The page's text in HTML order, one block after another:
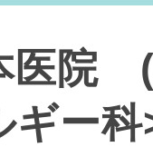
医院 (
ギー科